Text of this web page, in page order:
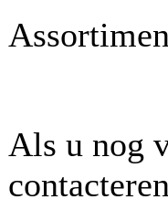
Als u nog